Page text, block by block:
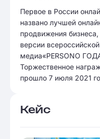
Первое в России
названо лучшей
продвижения
версии
медиа«PERSONO
Торжественное
прошло 7 июля 2021
Кейс